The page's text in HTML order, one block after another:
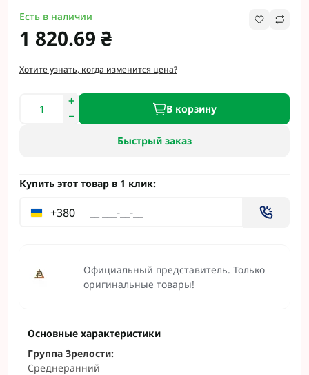
Официальный представитель. Только
оригинальные товары!
Есть в наличии
1 820.69 ₴
Хотите узнать, когда изменится цена?
В корзину
Быстрый заказ
Купить этот товар в 1 клик:
+380
Основные характеристики
Группа Зрелости:
Сpeднepaнний